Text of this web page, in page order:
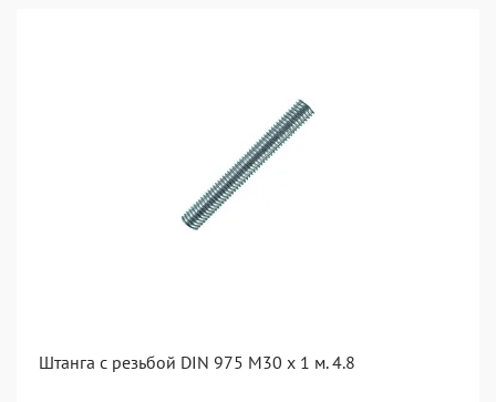
Штанга с резьбой DIN 975 M30 x 1 м. 4.8